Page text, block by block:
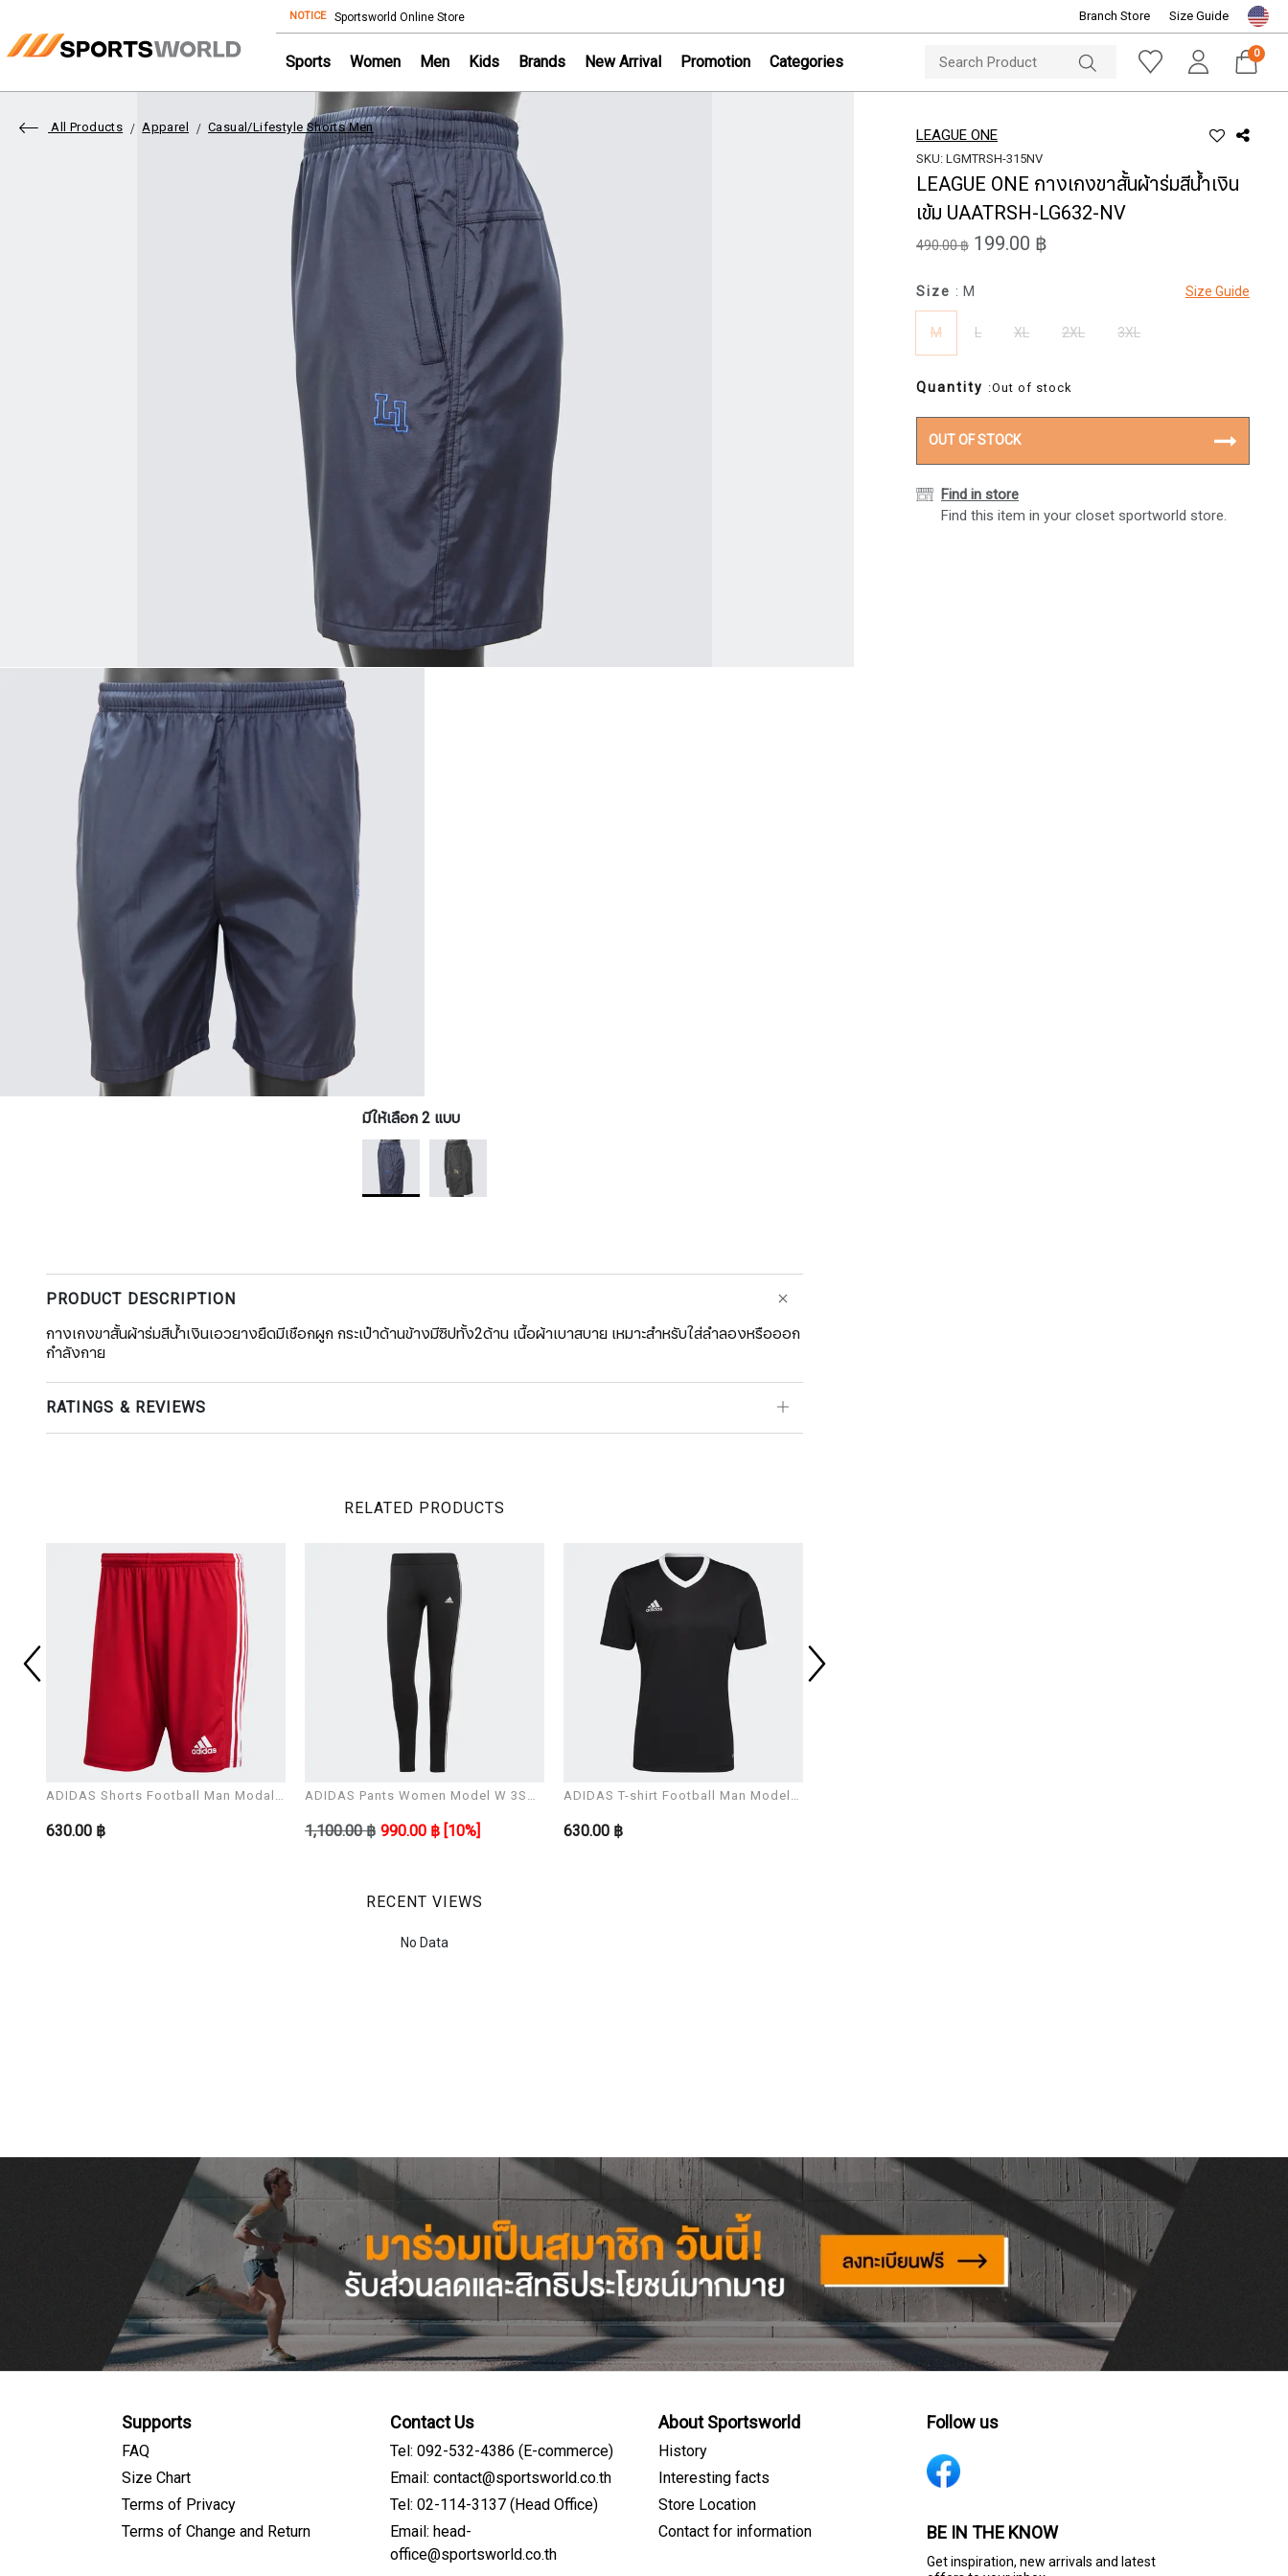
NOTICE Sportsworld Online Store NOTICE Sportsworld
Branch Store Size Guide
Sports Women Men Kids Brands New Arrival Promotion Categories 0
All Products Apparel Casual/Lifestyle Shorts Men
มีให้เลือก 2 แบบ
PRODUCT DESCRIPTION
กางเกงขาสั้นผ้าร่มสีน้ำเงินเอวยางยืดมีเชือกผูก กระเป๋าด้านข้างมีซิปทั้ง2ด้าน เนื้อผ้าเบาสบาย เหมาะสำหรับใส่ลำลองหรือออก
กำลังกาย
RATINGS & REVIEWS
RELATED PRODUCTS
ADIDAS Shorts Football Man Modal
630.00 ฿
ADIDAS Pants Women Model W 3S
1,100.00 ฿ 990.00 ฿ [10%]
ADIDAS T-shirt Football Man Model
630.00 ฿
RECENT VIEWS
No Data
LEAGUE ONE
SKU: LGMTRSH-315NV
LEAGUE ONE กางเกงขาสั้นผ้าร่มสีน้ำเงิน
เข้ม UAATRSH-LG632-NV
490.00 ฿ 199.00 ฿
Size Guide
Size : M
M L XL 2XL 3XL
Quantity :Out of stock
OUT OF STOCK
Find in store
Find this item in your closet sportworld store.
Supports
FAQ
Size Chart
Terms of Privacy
Terms of Change and Return
Contact Us
Tel: 092-532-4386 (E-commerce)
Email: contact@sportsworld.co.th
Tel: 02-114-3137 (Head Office)
Email: head-
office@sportsworld.co.th
About Sportsworld
History
Interesting facts
Store Location
Contact for information
Follow us
BE IN THE KNOW
Get inspiration, new arrivals and latest
Sign me up for emails